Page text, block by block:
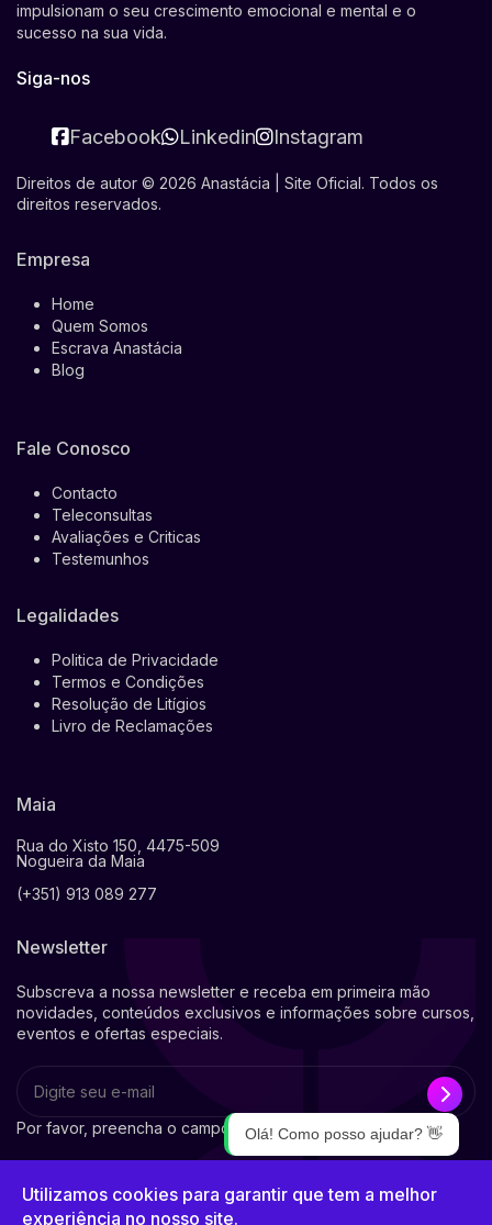
impulsionam o seu crescimento emocional e mental e o
sucesso na sua vida.
Siga-nos
Facebook Linkedin Instagram
Direitos de autor © 2026 Anastácia | Site Oficial. Todos os
direitos reservados.
Empresa
Home
Quem Somos
Escrava Anastácia
Blog
Fale Conosco
Contacto
Teleconsultas
Avaliações e Criticas
Testemunhos
Legalidades
Politica de Privacidade
Termos e Condições
Resolução de Litígios
Livro de Reclamações
Maia
Rua do Xisto 150, 4475-509
Nogueira da Maia
(+351) 913 089 277
Newsletter
Subscreva a nossa newsletter e receba em primeira mão
novidades, conteúdos exclusivos e informações sobre cursos,
eventos e ofertas especiais.
Por favor, preencha o campo obrigatório.Olá! Como posso ajudar? 👋
Utilizamos cookies para garantir que tem a melhor
experiência no nosso site.